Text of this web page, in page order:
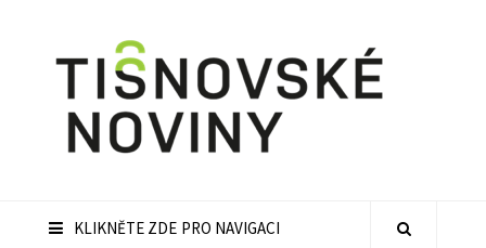
KLIKNĚTE ZDE PRO NAVIGACI